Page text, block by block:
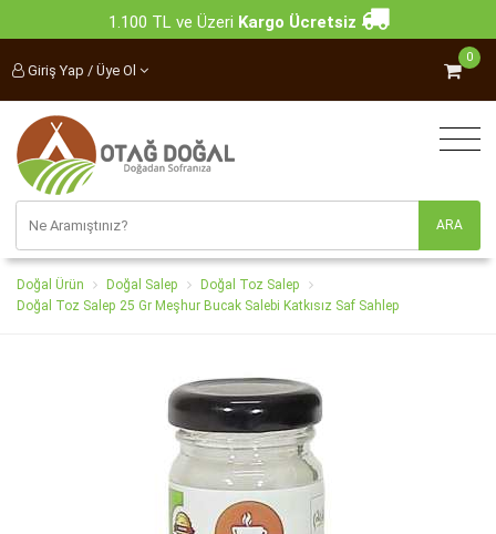
1.100 TL ve Üzeri Kargo Ücretsiz
Giriş Yap / Üye Ol
0
Doğal Ürün Doğal Salep
Doğal Toz Salep
Doğal Toz Salep 25 Gr Meşhur Bucak Salebi Katkısız Saf Sahlep